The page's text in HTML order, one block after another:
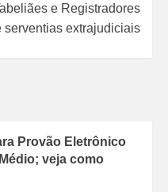
e Registradores
serventias extrajudiciais
Provão Eletrônico
veja como